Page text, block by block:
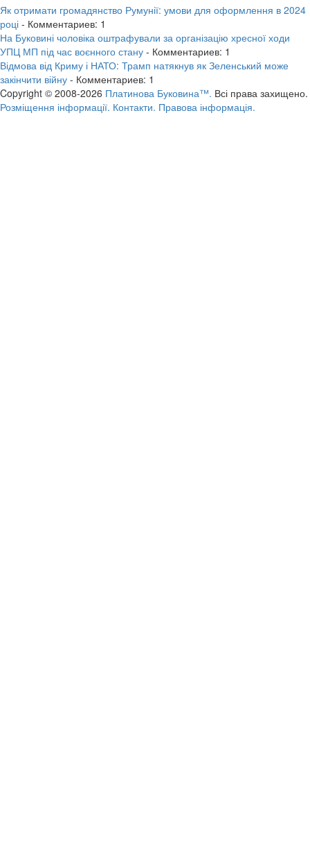
Як отримати громадянство Румунії: умови для оформлення в 2024
році - Комментариев: 1
На Буковині чоловіка оштрафували за організацію хресної ходи
УПЦ МП під час воєнного стану - Комментариев: 1
Відмова від Криму і НАТО: Трамп натякнув як Зеленський може
закінчити війну - Комментариев: 1
Copyright © 2008-2026 Платинова Буковина™. Всі права захищено.
Розміщення інформації. Контакти. Правова інформація.